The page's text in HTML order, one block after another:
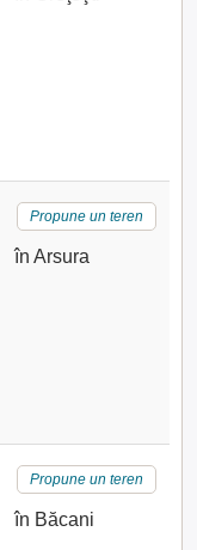
Propune un teren
în Arsura
Propune un teren
în Băcani